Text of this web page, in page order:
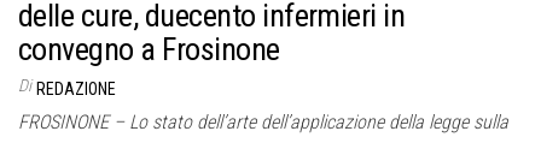
delle cure, duecento infermieri in
convegno a Frosinone
Di REDAZIONE
FROSINONE – Lo stato dell’arte dell’applicazione della legge sulla